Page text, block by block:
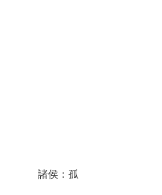
諸侯：孤